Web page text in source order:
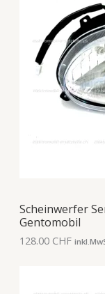
Scheinwerfer
Gentomobil
128.00 CHF